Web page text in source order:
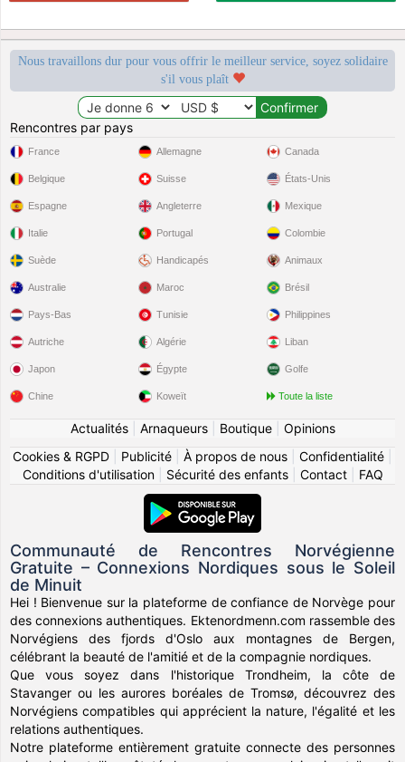
Nous travaillons dur pour vous offrir le meilleur service, soyez solidaire
s'il vous plaît
Rencontres par pays
France
Belgique
Espagne
Italie
Suède
Allemagne
Suisse
Angleterre
Portugal
Handicapés
Canada
États-Unis
Mexique
Colombie
Animaux
Australie
Pays-Bas
Autriche
Japon
Chine
Maroc
Tunisie
Algérie
Égypte
Koweït
Brésil
Philippines
Liban
Golfe
Toute la liste
Actualités| Arnaqueurs| Boutique| Opinions
Cookies & RGPD
Publicité À propos de nous Confidentialité
Conditions d'utilisation| Sécurité des enfants| Contact| FAQ
Communauté de Rencontres Norvégienne
Gratuite – Connexions Nordiques sous le Soleil
de Minuit
Hei ! Bienvenue sur la plateforme de confiance de Norvège pour
des connexions authentiques. Ektenordmenn.com rassemble des
Norvégiens des fjords d'Oslo aux montagnes de Bergen,
célébrant la beauté de l'amitié et de la compagnie nordiques.
Que vous soyez dans l'historique Trondheim, la côte de
Stavanger ou les aurores boréales de Tromsø, découvrez des
Norvégiens compatibles qui apprécient la nature, l'égalité et les
relations authentiques.
Notre plateforme entièrement gratuite connecte des personnes